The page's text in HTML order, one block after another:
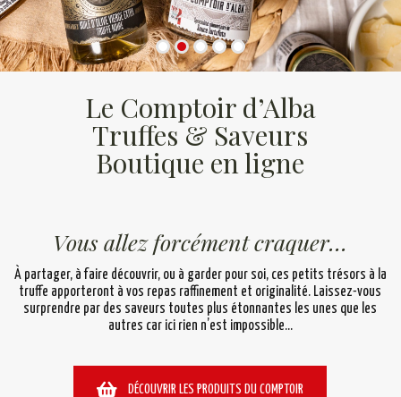
Le Comptoir d’Alba
Truffes & Saveurs
Boutique en ligne
Vous allez forcément craquer…
À partager, à faire découvrir, ou à garder pour soi, ces petits trésors à la
truffe apporteront à vos repas raffinement et originalité. Laissez-vous
surprendre par des saveurs toutes plus étonnantes les unes que les
autres car ici rien n’est impossible…
DÉCOUVRIR LES PRODUITS DU COMPTOIR